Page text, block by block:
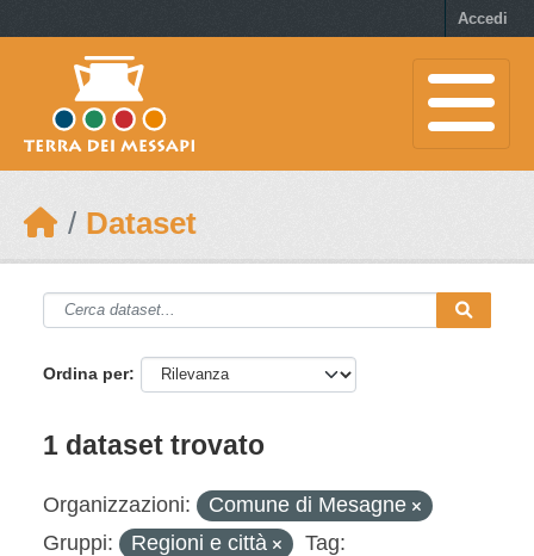
Accedi
Dataset
Ordina per
1 dataset trovato
Organizzazioni:
Comune di Mesagne
Gruppi:
Regioni e città
Tag: